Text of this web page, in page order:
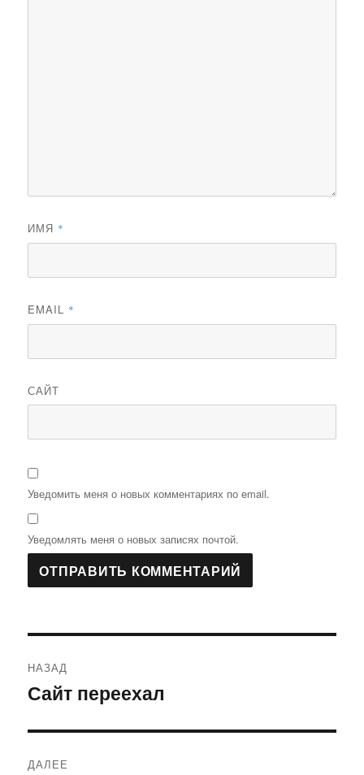
ИМЯ *
EMAIL *
САЙТ
Уведомить меня о новых комментариях по email.
Уведомлять меня о новых записях почтой.
по
НАЗАД
Предыдущая
Сайт переехал
ДАЛЕЕ